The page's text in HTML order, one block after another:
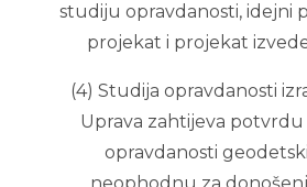
studiju opravdanosti, idejni
projekat i projekat
(4) Studija opravdanosti
Uprava zahtijeva
opravdanosti